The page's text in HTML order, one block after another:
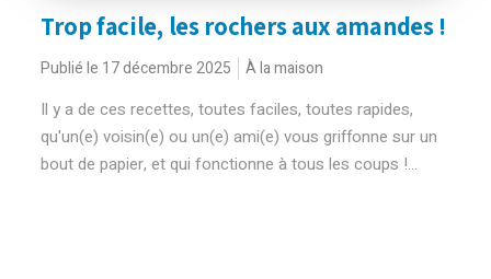
Trop facile, les rochers aux amandes !
Publié le 17 décembre 2025 À la maison
Il y a de ces recettes, toutes faciles, toutes rapides,
qu'un(e) voisin(e) ou un(e) ami(e) vous griffonne sur un
bout de papier, et qui fonctionne à tous les coups !...